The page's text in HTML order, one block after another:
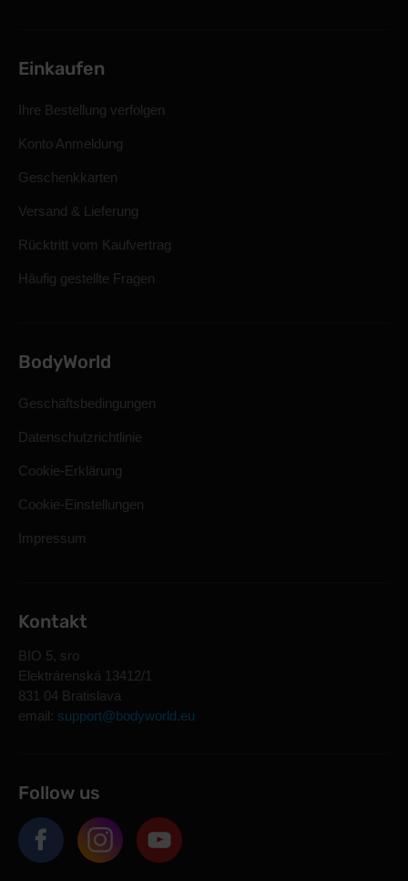
Einkaufen
Ihre Bestellung verfolgen
Konto Anmeldung
Geschenkkarten
Versand & Lieferung
Rücktritt vom Kaufvertrag
Häufig gestellte Fragen
BodyWorld
Geschäftsbedingungen
Datenschutzrichtlinie
Cookie-Erklärung
Cookie-Einstellungen
Impressum
Kontakt
BIO 5, sro
Elektrárenská 13412/1
831 04 Bratislava
email: support@bodyworld.eu
Follow us